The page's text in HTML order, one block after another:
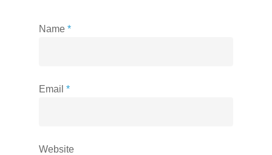
Name *
Email *
Website